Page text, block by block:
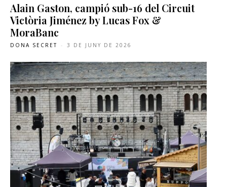
Alain Gaston, campió sub-16 del Circuit
Victòria Jiménez by Lucas Fox &
MoraBanc
DONA SECRET - 3 DE JUNY DE 2026